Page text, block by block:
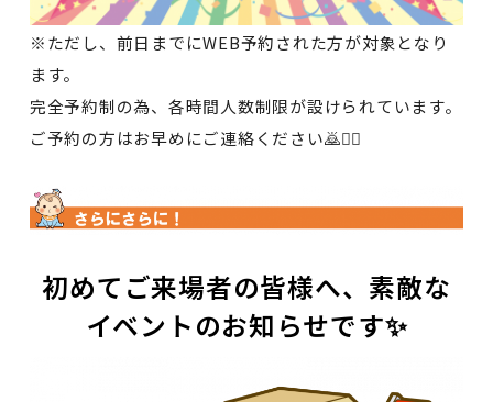
※ただし、前日までにWEB予約された方が対象となり
ます。
完全予約制の為、各時間人数制限が設けられています。
ご予約の方はお早めにご連絡ください🙇🙇‍♀️
初めてご来場者の皆様へ、素敵な
イベントのお知らせです✨